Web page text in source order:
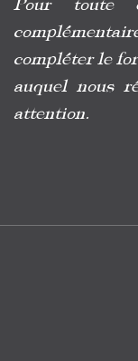
Pour toute
compléter le
auquel nous
attention.